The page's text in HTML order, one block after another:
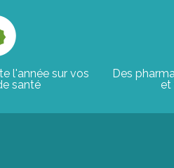
l'année sur vos
santé
Des
et